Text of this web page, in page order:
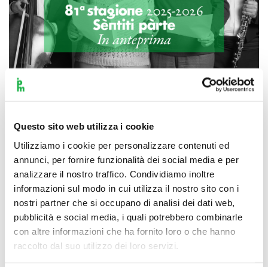
Questo sito web utilizza i cookie
Utilizziamo i cookie per personalizzare contenuti ed
annunci, per fornire funzionalità dei social media e per
analizzare il nostro traffico. Condividiamo inoltre
informazioni sul modo in cui utilizza il nostro sito con i
nostri partner che si occupano di analisi dei dati web,
pubblicità e social media, i quali potrebbero combinarle
con altre informazioni che ha fornito loro o che hanno
raccolto dal suo utilizzo dei loro servizi.
Scopri di più